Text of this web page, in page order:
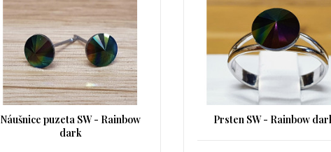
Náušnice puzeta SW - Rainbow
dark
Prsten SW - Rainbow